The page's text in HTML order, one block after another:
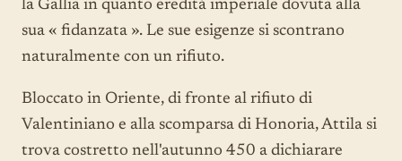
la Gallia in quanto eredità imperiale dovuta alla
sua « fidanzata ». Le sue esigenze si scontrano
naturalmente con un rifiuto.
Bloccato in Oriente, di fronte al rifiuto di
Valentiniano e alla scomparsa di Honoria, Attila si
trova costretto nell'autunno 450 a dichiarare